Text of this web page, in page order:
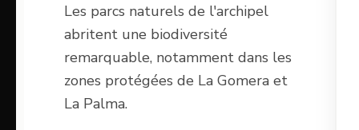
Les parcs naturels de l'archipel
abritent une biodiversité
remarquable, notamment dans les
zones protégées de La Gomera et
La Palma.